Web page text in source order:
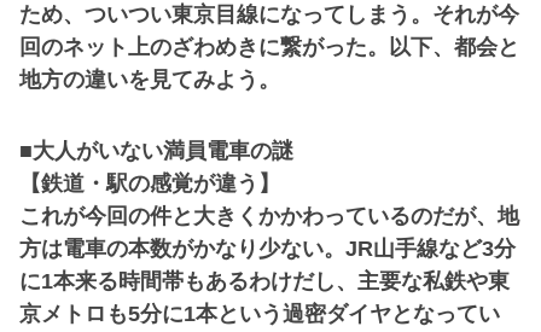
ため、ついつい東京目線になってしまう。それが今
回のネット上のざわめきに繋がった。以下、都会と
地方の違いを見てみよう。
■大人がいない満員電車の謎
【鉄道・駅の感覚が違う】
これが今回の件と大きくかかわっているのだが、地
方は電車の本数がかなり少ない。JR山手線など3分
に1本来る時間帯もあるわけだし、主要な私鉄や東
京メトロも5分に1本という過密ダイヤとなってい